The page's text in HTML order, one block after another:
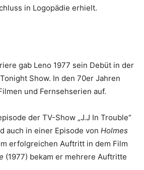
in Logopädie erhielt.
gab Leno 1977 sein Debüt in der
Show. In den 70er Jahren
und Fernsehserien auf.
der TV-Show „J.J In Trouble“
auch in einer Episode von Holmes
erfolgreichen Auftritt in dem Film
(1977) bekam er mehrere Auftritte